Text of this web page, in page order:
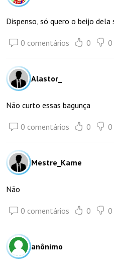
Dispenso, só quero o beijo dela
0 comentários 0 0
Alastor_
Não curto essas bagunça
0 comentários 0 0
Mestre_Kame
Não
0 comentários 0 0
anônimo